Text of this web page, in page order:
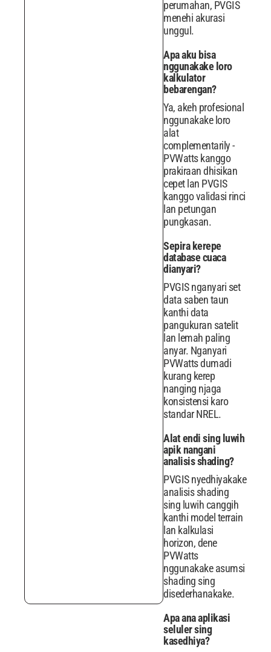
perumahan, PVGIS
menehi akurasi
unggul.
Apa aku bisa
nggunakake loro
kalkulator
bebarengan?
Ya, akeh profesional
nggunakake loro
alat
complementarily -
PVWatts kanggo
prakiraan dhisikan
cepet lan PVGIS
kanggo validasi rinci
lan petungan
pungkasan.
Sepira kerepe
database cuaca
dianyari?
PVGIS nganyari set
data saben taun
kanthi data
pangukuran satelit
lan lemah paling
anyar. Nganyari
PVWatts dumadi
kurang kerep
nanging njaga
konsistensi karo
standar NREL.
Alat endi sing luwih
apik nangani
analisis shading?
PVGIS nyedhiyakake
analisis shading
sing luwih canggih
kanthi model terrain
lan kalkulasi
horizon, dene
PVWatts
nggunakake asumsi
shading sing
disederhanakake.
Apa ana aplikasi
seluler sing
kasedhiya?